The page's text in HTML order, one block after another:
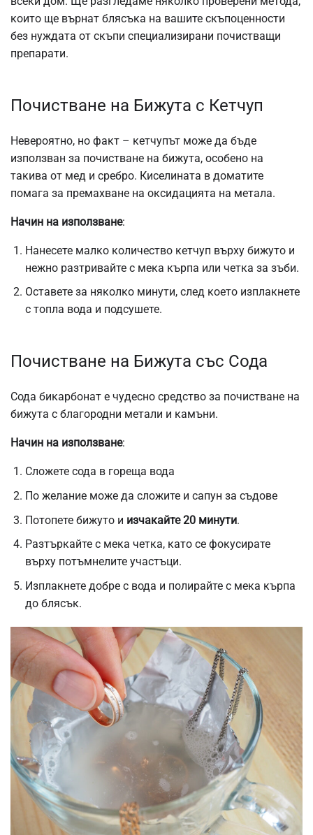
които ще върнат блясъка на вашите скъпоценности
без нуждата от скъпи специализирани почистващи
препарати.
Почистване на Бижута с Кетчуп
Невероятно, но факт – кетчупът може да бъде
използван за почистване на бижута, особено на
такива от мед и сребро. Киселината в доматите
помага за премахване на оксидацията на метала.
Начин на използване:
Нанесете малко количество кетчуп върху бижуто и
нежно разтривайте с мека кърпа или четка за зъби.
Оставете за няколко минути, след което изплакнете
с топла вода и подсушете.
Почистване на Бижута със Сода
Сода бикарбонат е чудесно средство за почистване на
бижута с благородни метали и камъни.
Начин на използване:
Сложете сода в гореща вода
По желание може да сложите и сапун за съдове
Потопете бижуто и изчакайте 20 минути.
Разтъркайте с мека четка, като се фокусирате
върху потъмнелите участъци.
Изплакнете добре с вода и полирайте с мека кърпа
до блясък.